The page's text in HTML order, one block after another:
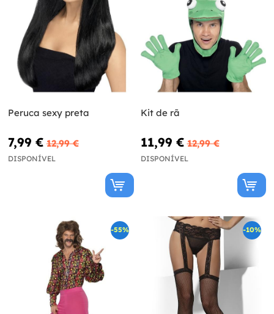
Peruca sexy preta
7,99 € 12,99 €
DISPONÍVEL
Kit de rã
11,99 € 12,99 €
DISPONÍVEL
-55% -10%